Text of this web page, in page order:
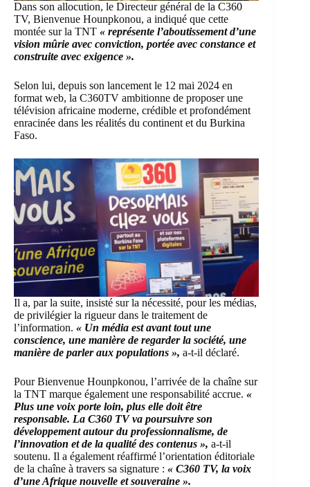
Dans son allocution, le Directeur général de la C360
TV, Bienvenue Hounpkonou, a indiqué que cette
montée sur la TNT « représente l’aboutissement d’une
vision mûrie avec conviction, portée avec constance et
construite avec exigence ».
Selon lui, depuis son lancement le 12 mai 2024 en
format web, la C360TV ambitionne de proposer une
télévision africaine moderne, crédible et profondément
enracinée dans les réalités du continent et du Burkina
Faso.
Il a, par la suite, insisté sur la nécessité, pour les médias,
de privilégier la rigueur dans le traitement de
l’information. « Un média est avant tout une
conscience, une manière de regarder la société, une
manière de parler aux populations », a-t-il déclaré.
Pour Bienvenue Hounpkonou, l’arrivée de la chaîne sur
la TNT marque également une responsabilité accrue. «
Plus une voix porte loin, plus elle doit être
responsable. La C360 TV va poursuivre son
développement autour du professionnalisme, de
l’innovation et de la qualité des contenus », a-t-il
soutenu. Il a également réaffirmé l’orientation éditoriale
de la chaîne à travers sa signature : « C360 TV, la voix
d’une Afrique nouvelle et souveraine ».